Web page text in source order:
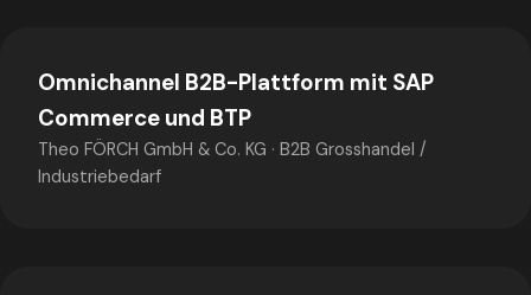
Omnichannel B2B-Plattform mit SAP
Commerce und BTP
Theo FÖRCH GmbH & Co. KG · B2B Grosshandel /
Industriebedarf